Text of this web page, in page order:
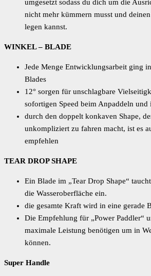
umgesetzt sodass du dich um die
nicht mehr kümmern musst und
legen kannst.
WINKEL – BLADE
Jede Menge Entwicklungsarbeit ging
Blades
12° sorgen für unschlagbare
sofortigen Speed beim Anpaddeln und
durch den doppelt konkaven Shape,
unkompliziert zu fahren macht, ist es
empfehlen
TEAR DROP SHAPE
Ein Blade im „Tear Drop Shape“
die Wasseroberfläche ein.
die gesamte Kraft wird in eine gerade
Die Empfehlung für „Power Paddler“
maximale Leistung benötigen um in
können.
Super Handle